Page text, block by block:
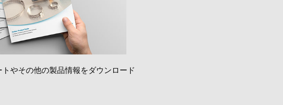
やその他の製品情報をダウンロード